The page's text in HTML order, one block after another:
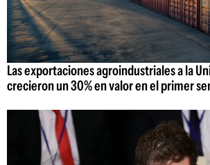
Las exportaciones agroindustriales a la
crecieron un 30% en valor en el primer